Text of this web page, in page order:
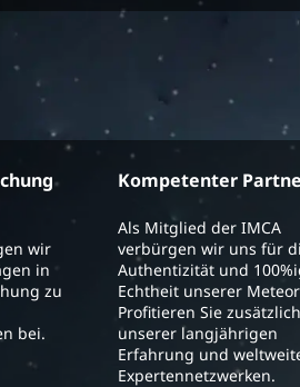
wir
in
zu
bei.
Kompetenter
Als Mitglied der IMCA
verbürgen wir uns für
Authentizität und
Echtheit unserer
Profitieren Sie
unserer langjährigen
Erfahrung und
Expertennetzwerken.